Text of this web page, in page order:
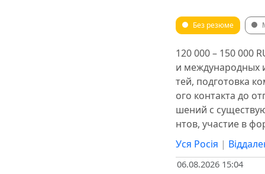
Без резюме
120 000 – 150 000
и международных
тей, подготовка
ого контакта до
шений с
нтов, участие в
Уся Росія |
06.08.2026 15:04